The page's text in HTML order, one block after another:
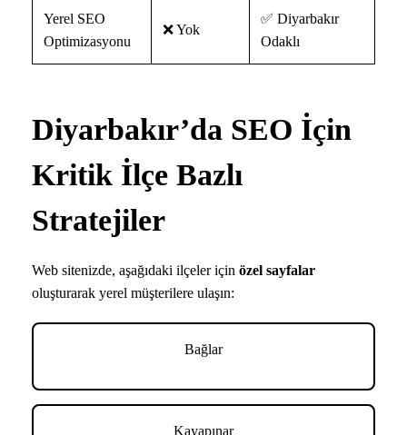
Yerel SEO
Optimizasyonu
❌ Yok
✅ Diyarbakır
Odaklı
Diyarbakır’da SEO İçin
Kritik İlçe Bazlı
Stratejiler
Web sitenizde, aşağıdaki ilçeler için özel sayfalar
oluşturarak yerel müşterilere ulaşın:
Bağlar
Kayapınar